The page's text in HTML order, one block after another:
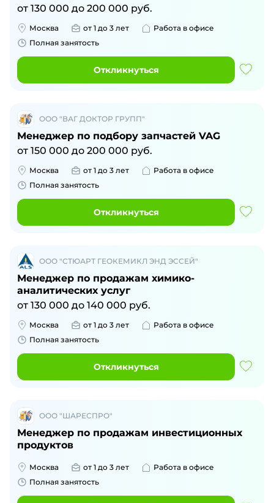
от 130 000 до 200 000 руб.
Москва от 1 до 3 лет
Работа в офисе
Полная занятость
Откликнуться
ООО "ВАГ ДОКТОР ГРУПП"
Менеджер по подбору запчастей VAG
от 150 000 до 200 000 руб.
Москва от 1 до 3 лет
Работа в офисе
Полная занятость
Откликнуться
ООО "СТЮАРТ ГЕОКЕМИКЛ ЭНД ЭССЕЙ"
Менеджер по продажам химико-
аналитических услуг
от 130 000 до 140 000 руб.
Москва от 1 до 3 лет
Работа в офисе
Полная занятость
Откликнуться
ООО "ШАРЕСПРО"
Менеджер по продажам инвестиционных
продуктов
Москва от 1 до 3 лет
Работа в офисе
Полная занятость